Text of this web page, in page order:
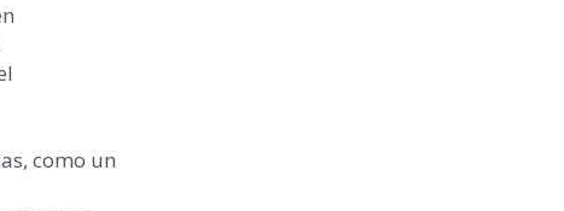
como un